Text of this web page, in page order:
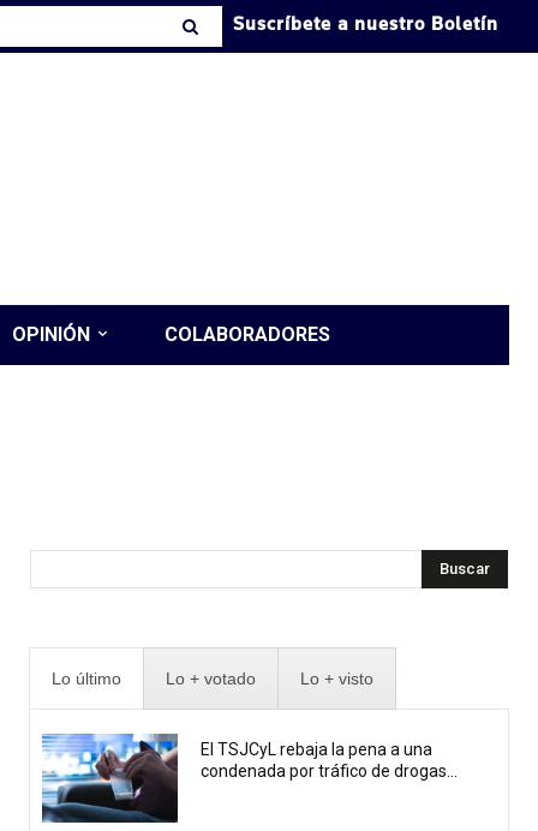
Suscríbete a nuestro Boletín
OPINIÓN COLABORADORES
Buscar
Lo último Lo + votado Lo + visto
El TSJCyL rebaja la pena a una
condenada por tráfico de drogas...